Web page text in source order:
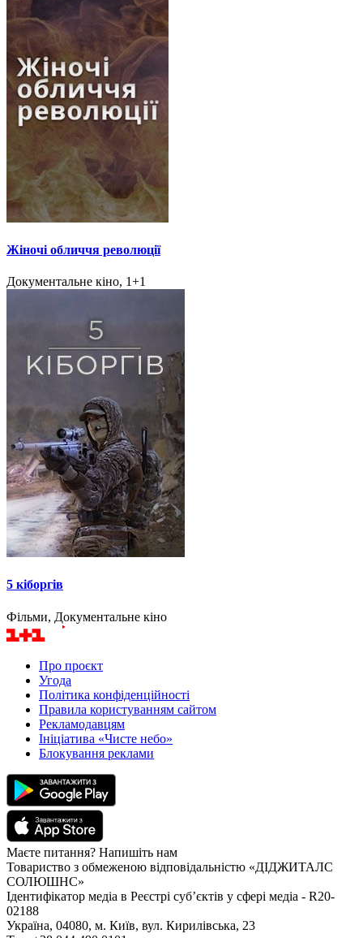
Жіночі обличчя революції
Документальне кіно, 1+1
5 кіборгів
Фільми, Документальне кіно
Про проєкт
Угода
Політика конфіденційності
Правила користуванням сайтом
Рекламодавцям
Ініціатива «Чисте небо»
Блокування реклами
Маєте питання? Напишіть нам
Товариство з обмеженою відповідальністю «ДІДЖИТАЛС
СОЛЮШНС»
Ідентифікатор медіа в Реєстрі суб’єктів у сфері медіа - R20-
02188
Україна, 04080, м. Київ, вул. Кирилівська, 23